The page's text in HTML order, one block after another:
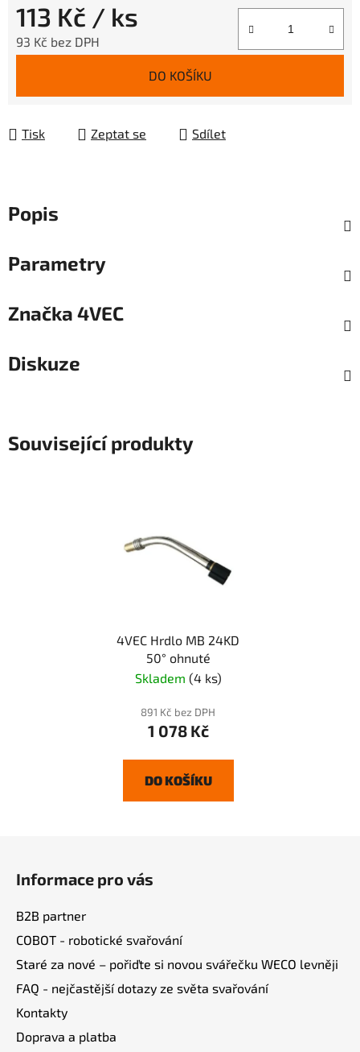
113 Kč / ks
93 Kč bez DPH
DO KOŠÍKU
Tisk Zeptat se Sdílet
Popis
Parametry
Značka 4VEC
Diskuze
Související produkty
4VEC Hrdlo MB 24KD
50° ohnuté
Skladem (4 ks)
891 Kč bez DPH
1 078 Kč
DO KOŠÍKU
Informace pro vás
B2B partner
COBOT - robotické svařování
Staré za nové – pořiďte si novou svářečku WECO levněji
FAQ - nejčastější dotazy ze světa svařování
Kontakty
Doprava a platba